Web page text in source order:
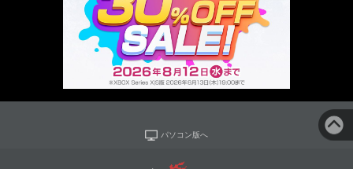
パソコン版へ